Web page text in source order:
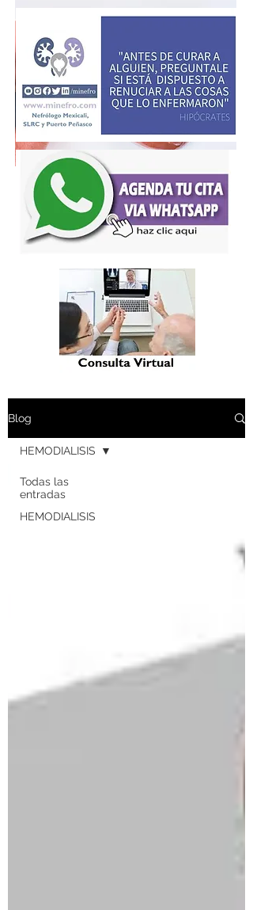
Blog
Todas las
entradas
HEMODIALISIS
HEMODIALISIS